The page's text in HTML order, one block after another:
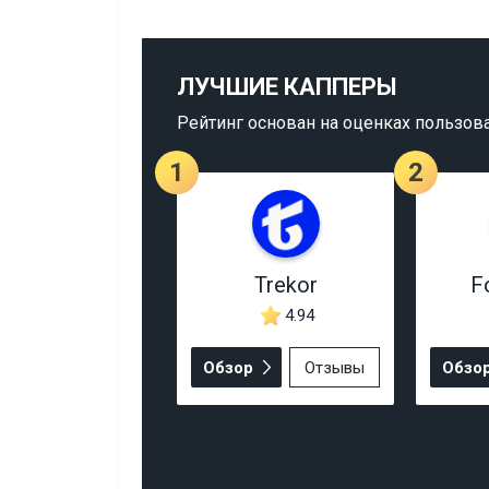
ЛУЧШИЕ КАППЕРЫ
Рейтинг основан на оценках
1
Trekor
4.94
Обзор Отзывы
2